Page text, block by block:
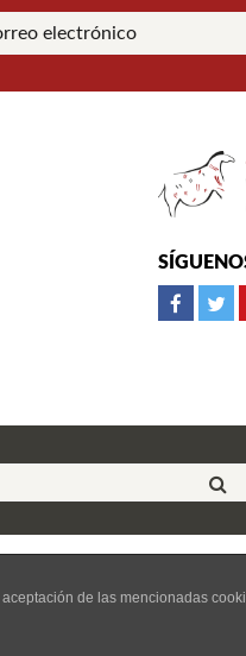
de las mencionadas